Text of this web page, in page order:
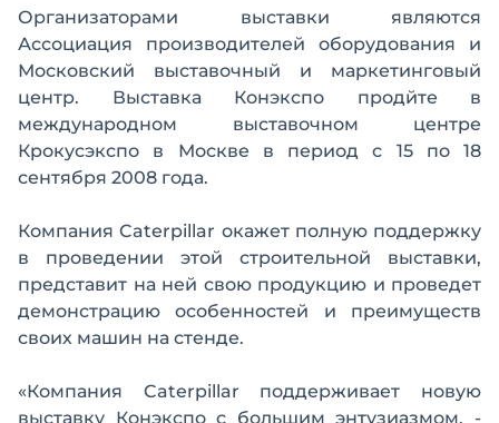
Организаторами выставки являются
Ассоциация производителей оборудования и
Московский выставочный и маркетинговый
центр. Выставка Конэкспо продйте в
международном выставочном центре
Крокусэкспо в Москве в период с 15 по 18
сентября 2008 года.
Компания Caterpillar окажет полную поддержку
в проведении этой строительной выставки,
представит на ней свою продукцию и проведет
демонстрацию особенностей и преимуществ
своих машин на стенде.
«Компания Caterpillar поддерживает новую
выставку Конэкспо с большим энтузиазмом, -